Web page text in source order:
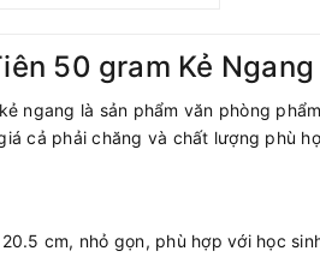
50 gram Kẻ Ngang
ngang là sản phẩm văn phòng
cả phải chăng và chất lượng phù
cm, nhỏ gọn, phù hợp với học